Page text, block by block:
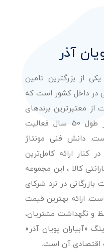
آذر
از بزرگترین تامین
در داخل کشور است که
معتبرترین برندهای
شناخته شده بین‌المللی را در طول 50 سال فعالیت
دانش فنی مونتاژ
کنار ارائه کامل‌ترین
کالا ، این مجموعه
بازرگانی در نزد شرکای
ارائه بهترین قیمت
و نگهداشت مشتریان،
«آبیاران پویان آذر»
اقتصادی آن است.